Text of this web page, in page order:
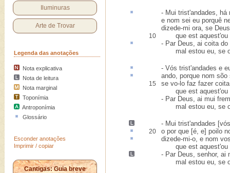
Iluminuras
Arte de Trovar
Legenda das anotações
Nota explicativa
Nota de leitura
Nota marginal
Toponímia
Antroponímia
Glossário
Esconder anotações
Imprimir / copiar
Cantigas: Guia breve
- Mui trist'andades, há
e nom sei eu porquê
dizede-mi ora, se
10
que est aquest'ou
- Par Deus, ai coitado
mal estou eu, se o
- Vós trist'andades e
ando, porque nom sõo
15
se vo-lo faz fazer
que est aquest'ou
- Par Deus, ai mui
mal estou eu, se o
- Mui trist'andades
20
o por que [é, e] poilo
dizede-mi-o, e nom
que est aquest'ou
- Par Deus, senhor, ai
mal estou eu, se o